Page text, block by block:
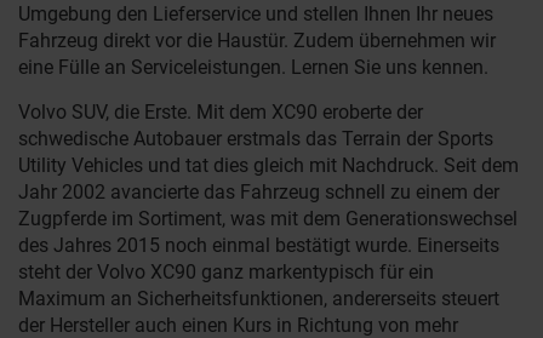
Umgebung den Lieferservice und stellen Ihnen Ihr neues
Fahrzeug direkt vor die Haustür. Zudem übernehmen wir
eine Fülle an Serviceleistungen. Lernen Sie uns kennen.
Volvo SUV, die Erste. Mit dem XC90 eroberte der
schwedische Autobauer erstmals das Terrain der Sports
Utility Vehicles und tat dies gleich mit Nachdruck. Seit dem
Jahr 2002 avancierte das Fahrzeug schnell zu einem der
Zugpferde im Sortiment, was mit dem Generationswechsel
des Jahres 2015 noch einmal bestätigt wurde. Einerseits
steht der Volvo XC90 ganz markentypisch für ein
Maximum an Sicherheitsfunktionen, andererseits steuert
der Hersteller auch einen Kurs in Richtung von mehr